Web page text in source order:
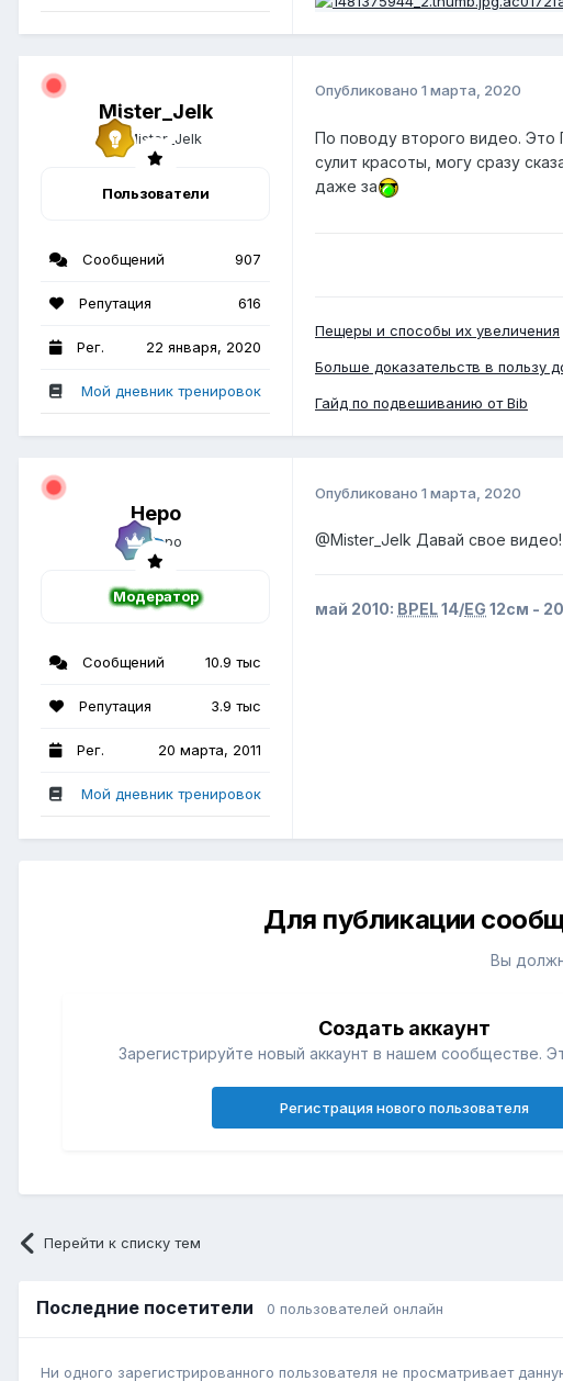
Mister_Jelk
Пользователи
Сообщений 907
Репутация 616
Рег. 22 января, 2020
Мой дневник тренировок
Опубликовано 1 марта, 2020
По поводу второго видео. Это
сулит красоты, могу сразу
даже за
Пещеры и способы их увеличения
Больше доказательств в пользу
Гайд по подвешиванию от Bib
Неро
Модератор
Сообщений 10.9 тыс
Репутация 3.9 тыс
Рег. 20 марта, 2011
Мой дневник тренировок
Опубликовано 1 марта, 2020
@Mister_Jelk Давай свое видео!
май 2010: BPEL14/EG 12см -
Для публикации
Вы
Создать аккаунт
Зарегистрируйте новый аккаунт в нашем сообществе.
Регистрация нового пользователя
Перейти к списку тем
Последние посетители 0 пользователей онлайн
Ни одного зарегистрированного пользователя не просматривает